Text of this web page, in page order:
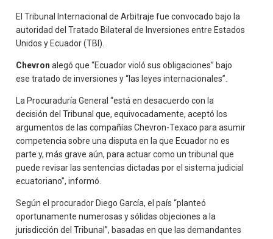
El Tribunal Internacional de Arbitraje fue convocado bajo la
autoridad del Tratado Bilateral de Inversiones entre Estados
Unidos y Ecuador (TBI).
Chevronalegó que “Ecuador violó sus obligaciones” bajo
ese tratado de inversiones y “las leyes internacionales”.
La Procuraduría General “está en desacuerdo con la
decisión del Tribunal que, equivocadamente, aceptó los
argumentos de las compañías Chevron-Texaco para asumir
competencia sobre una disputa en la que Ecuador no es
parte y, más grave aún, para actuar como un tribunal que
puede revisar las sentencias dictadas por el sistema judicial
ecuatoriano”, informó.
Según el procurador Diego García, el país “planteó
oportunamente numerosas y sólidas objeciones a la
jurisdicción del Tribunal”, basadas en que las demandantes